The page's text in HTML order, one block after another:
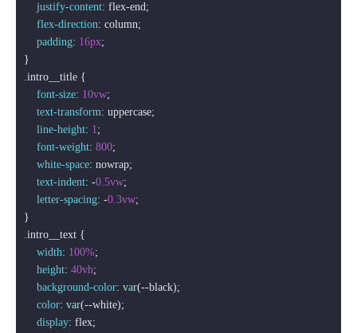
justify-content: flex-end;
flex-direction: column;
padding: 16px;
.intro__title {
font-size: 10vw;
text-transform: uppercase;
line-height: 1;
font-weight: 800;
white-space: nowrap;
text-indent: -0.5vw;
letter-spacing: -0.3vw;
.intro__text {
width: 100%;
height: 40vh;
background-color: var(--black);
color: var(--white);
display: flex;